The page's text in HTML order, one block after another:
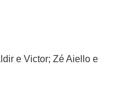
e Victor; Zé Aiello e